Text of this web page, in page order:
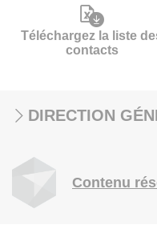
Téléchargez la liste
contacts
DIRECTION
Contenu